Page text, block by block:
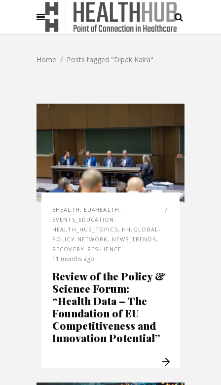
Home / Posts tagged "Dipak Kalra"
EHEALTH , EU4HEALTH ,
EVENTS_EDUCATION ,
HEALTH_HUB_TOPICS, HH-GLOBAL-
POLICY-NETWORK, NEWS_TRENDS,
RECOVERY_RESILIENCE
11 months ago
Review of the Policy &
Science Forum:
“Health Data – The
Foundation of EU
Competitiveness and
Innovation Potential”